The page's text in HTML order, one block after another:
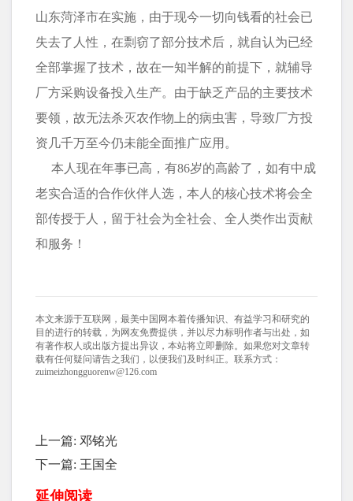
山东菏泽市在实施，由于现今一切向钱看的社会已
失去了人性，在剽窃了部分技术后，就自认为已经
全部掌握了技术，故在一知半解的前提下，就辅导
厂方采购设备投入生产。由于缺乏产品的主要技术
要领，故无法杀灭农作物上的病虫害，导致厂方投
资几千万至今仍未能全面推广应用。
本人现在年事已高，有86岁的高龄了，如有中成
老实合适的合作伙伴人选，本人的核心技术将会全
部传授于人，留于社会为全社会、全人类作出贡献
和服务！
本文来源于互联网，最美中国网本着传播知识、有益学习和研究的
目的进行的转载，为网友免费提供，并以尽力标明作者与出处，如
有著作权人或出版方提出异议，本站将立即删除。如果您对文章转
载有任何疑问请告之我们，以便我们及时纠正。联系方式：
zuimeizhongguorenw@126.com
上一篇: 邓铭光
下一篇: 王国全
延伸阅读